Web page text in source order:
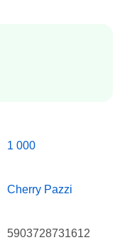
1 000
Cherry Pazzi
5903728731612